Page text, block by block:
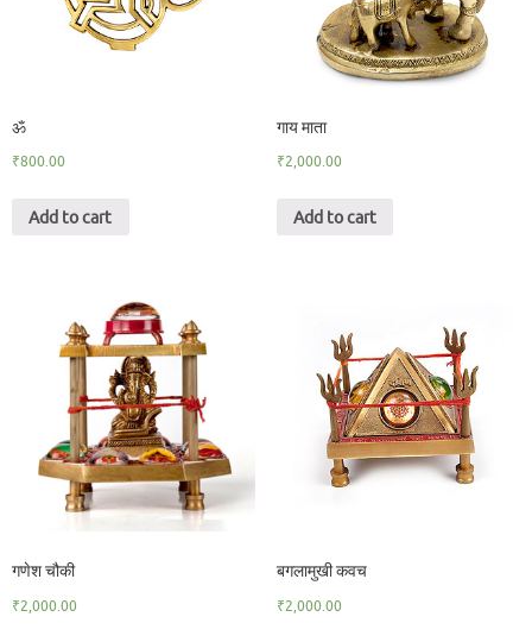
ॐ
₹800.00
Add to cart
गाय माता
₹2,000.00
Add to cart
गणेश चौकी
₹2,000.00
बगलामुखी कवच
₹2,000.00